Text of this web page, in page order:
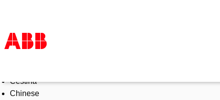
Products & Solutions
Industries
Čeština
Chinese